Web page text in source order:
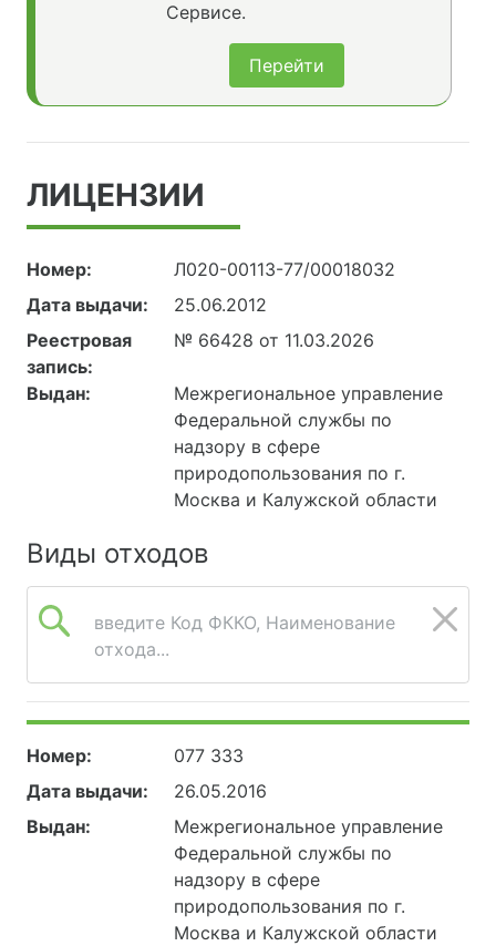
Сервисе.
Перейти
ЛИЦЕНЗИИ
Номер:
Л020-00113-77/00018032
Дата выдачи:
25.06.2012
Реестровая
запись:
№ 66428 от 11.03.2026
Выдан:
Межрегиональное управление
Федеральной службы по
надзору в сфере
природопользования по г.
Москва и Калужской области
Виды отходов
введите Код ФККО, Наименование
отхода...
Номер:
077 333
Дата выдачи:
26.05.2016
Выдан:
Межрегиональное управление
Федеральной службы по
надзору в сфере
природопользования по г.
Москва и Калужской области